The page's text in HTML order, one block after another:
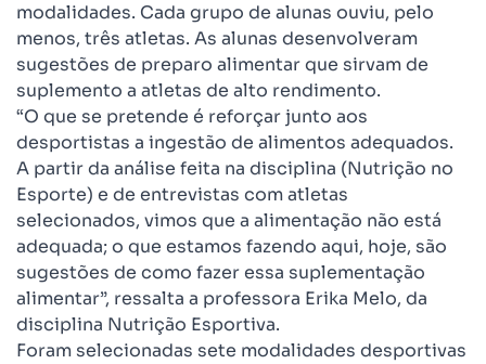
modalidades. Cada grupo de alunas ouviu, pelo
menos, três atletas. As alunas desenvolveram
sugestões de preparo alimentar que sirvam de
suplemento a atletas de alto rendimento.
“O que se pretende é reforçar junto aos
desportistas a ingestão de alimentos adequados.
A partir da análise feita na disciplina (Nutrição no
Esporte) e de entrevistas com atletas
selecionados, vimos que a alimentação não está
adequada; o que estamos fazendo aqui, hoje, são
sugestões de como fazer essa suplementação
alimentar”, ressalta a professora Erika Melo, da
disciplina Nutrição Esportiva.
Foram selecionadas sete modalidades desportivas